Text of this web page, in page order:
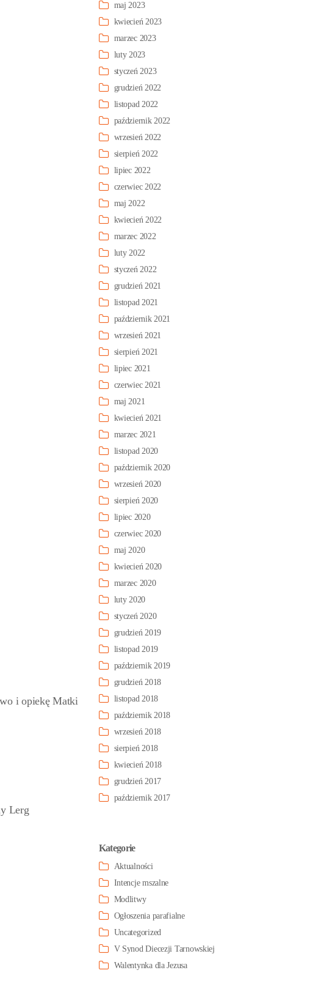
i opiekę Matki
Lerg
maj 2023
kwiecień 2023
marzec 2023
luty 2023
styczeń 2023
grudzień 2022
listopad 2022
październik 2022
wrzesień 2022
sierpień 2022
lipiec 2022
czerwiec 2022
maj 2022
kwiecień 2022
marzec 2022
luty 2022
styczeń 2022
grudzień 2021
listopad 2021
październik 2021
wrzesień 2021
sierpień 2021
lipiec 2021
czerwiec 2021
maj 2021
kwiecień 2021
marzec 2021
listopad 2020
październik 2020
wrzesień 2020
sierpień 2020
lipiec 2020
czerwiec 2020
maj 2020
kwiecień 2020
marzec 2020
luty 2020
styczeń 2020
grudzień 2019
listopad 2019
październik 2019
grudzień 2018
listopad 2018
październik 2018
wrzesień 2018
sierpień 2018
kwiecień 2018
grudzień 2017
październik 2017
Kategorie
Aktualności
Intencje mszalne
Modlitwy
Ogłoszenia parafialne
Uncategorized
V Synod Diecezji Tarnowskiej
Walentynka dla Jezusa